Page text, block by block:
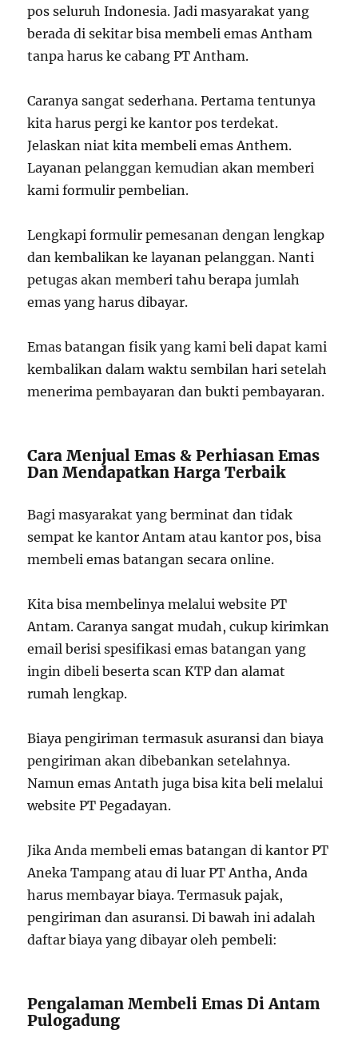
pos seluruh Indonesia. Jadi masyarakat yang
berada di sekitar bisa membeli emas Antham
tanpa harus ke cabang PT Antham.
Caranya sangat sederhana. Pertama tentunya
kita harus pergi ke kantor pos terdekat.
Jelaskan niat kita membeli emas Anthem.
Layanan pelanggan kemudian akan memberi
kami formulir pembelian.
Lengkapi formulir pemesanan dengan lengkap
dan kembalikan ke layanan pelanggan. Nanti
petugas akan memberi tahu berapa jumlah
emas yang harus dibayar.
Emas batangan fisik yang kami beli dapat kami
kembalikan dalam waktu sembilan hari setelah
menerima pembayaran dan bukti pembayaran.
Cara Menjual Emas & Perhiasan Emas
Dan Mendapatkan Harga Terbaik
Bagi masyarakat yang berminat dan tidak
sempat ke kantor Antam atau kantor pos, bisa
membeli emas batangan secara online.
Kita bisa membelinya melalui website PT
Antam. Caranya sangat mudah, cukup kirimkan
email berisi spesifikasi emas batangan yang
ingin dibeli beserta scan KTP dan alamat
rumah lengkap.
Biaya pengiriman termasuk asuransi dan biaya
pengiriman akan dibebankan setelahnya.
Namun emas Antath juga bisa kita beli melalui
website PT Pegadayan.
Jika Anda membeli emas batangan di kantor PT
Aneka Tampang atau di luar PT Antha, Anda
harus membayar biaya. Termasuk pajak,
pengiriman dan asuransi. Di bawah ini adalah
daftar biaya yang dibayar oleh pembeli:
Pengalaman Membeli Emas Di Antam
Pulogadung